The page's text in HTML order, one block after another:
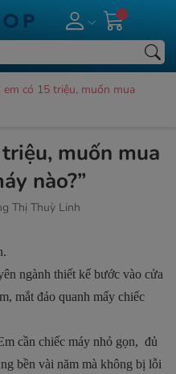
em có 15 triệu, muốn mua
muốn mua
nào?”
Thị Thuỳ Linh
ngành thiết kế bước vào cửa
mắt đảo quanh mấy chiếc
cần chiếc máy nhỏ gọn, đủ
bền vài năm mà không bị lỗi